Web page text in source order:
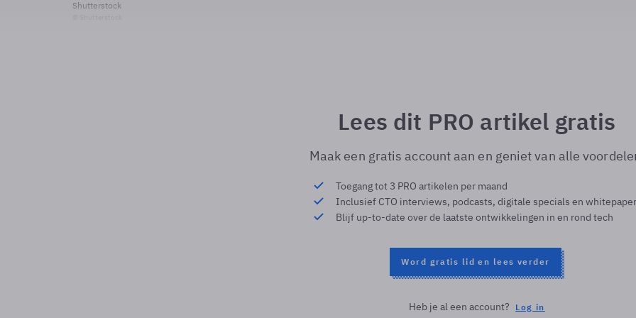
Shutterstock
Lees dit PRO artikel gratis
Maak een gratis account aan en geniet van alle
Toegang tot 3 PRO artikelen per maand
Inclusief CTO interviews, podcasts, digitale specials en
Blijf up-to-date over de laatste ontwikkelingen in en rond tech
Word gratis lid en lees verder
Heb je al een account? Log in